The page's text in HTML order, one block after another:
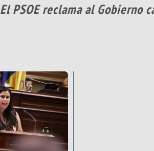
El PSOE reclama al Gobierno